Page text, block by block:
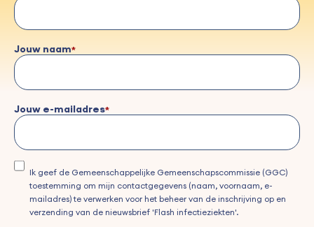
Jouw naam
Jouw e-mailadres
Ik geef de Gemeenschappelijke Gemeenschapscommissie (GGC)
toestemming om mijn contactgegevens (naam, voornaam, e-
mailadres) te verwerken voor het beheer van de inschrijving op en
verzending van de nieuwsbrief 'Flash infectieziekten'.